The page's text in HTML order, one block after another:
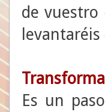
de vuestro
Es un